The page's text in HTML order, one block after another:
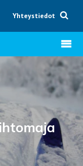
Yhteystiedot
Avaa